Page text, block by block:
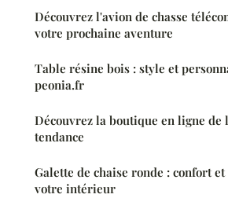
Découvrez l'avion de chasse
votre prochaine aventure
Table résine bois : style et
peonia.fr
Découvrez la boutique en ligne de
tendance
Galette de chaise ronde : confort
votre intérieur